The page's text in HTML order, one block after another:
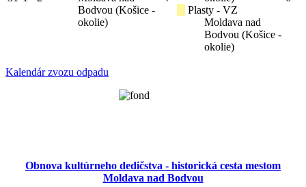
Bodvou (Košice -
okolie)
Plasty - VZ
Moldava nad
Bodvou (Košice -
okolie)
Kalendár zvozu odpadu
Obnova kultúrneho dedičstva - historická cesta mestom
Moldava nad Bodvou